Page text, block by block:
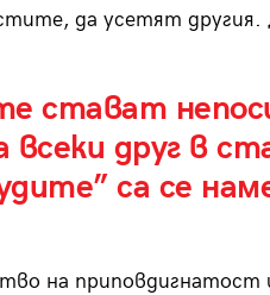
да усетят другия.
стават
всеки друг в
са се
на приповдигнатост